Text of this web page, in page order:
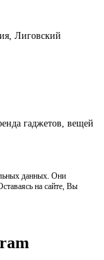
Лиговский
гаджетов, вещей
данных. Они
на сайте, Вы